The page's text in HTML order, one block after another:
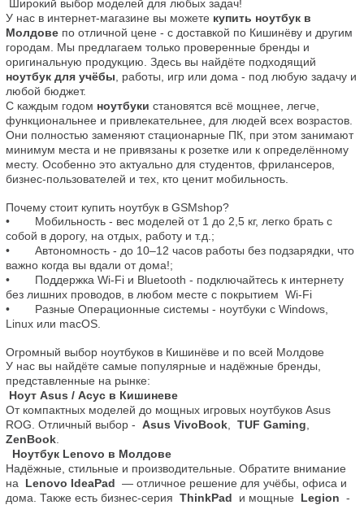
У нас в интернет-магазине вы можете купить ноутбук в
Молдове по отличной цене - с доставкой по Кишинёву и другим
городам. Мы предлагаем только проверенные бренды и
ноутбук для учёбы , работы, игр или дома - под любую задачу и
любой бюджет.
С каждым годом ноутбуки становятся всё мощнее, легче,
функциональнее и привлекательнее, для людей всех возрастов.
Они полностью заменяют стационарные ПК, при этом занимают
минимум места и не привязаны к розетке или к определённому
месту. Особенно это актуально для студентов, фрилансеров,
бизнес-пользователей и тех, кто ценит мобильность.
Почему стоит купить ноутбук в GSMshop?
•	 Мобильность - вес моделей от 1 до 2,5 кг, легко брать с
собой в дорогу, на отдых, работу и т.д.;
•	 Автономность - до 10–12 часов работы без подзарядки, что
важно когда вы вдали от дома!;
•	 Поддержка Wi-Fi и Bluetooth - подключайтесь к интернету
без лишних проводов, в любом месте с покрытием  Wi-Fi
•	 Разные Операционные системы - ноутбуки с Windows,
Linux или macOS.
Огромный выбор ноутбуков в Кишинёве и по всей Молдове
У нас вы найдёте самые популярные и надёжные бренды,
Ноут Asus / Асус в Кишиневе
От компактных моделей до мощных игровых ноутбуков Asus
ROG. Отличный выбор - Asus VivoBook TUF Gaming
ZenBook
  Ноутбук Lenovo в Молдове
Надёжные, стильные и производительные. Обратите внимание
на
Lenovo IdeaPad — отличное решение для учёбы, офиса и
дома. Также есть бизнес-серия ThinkPad
  и мощные
Legion
  -